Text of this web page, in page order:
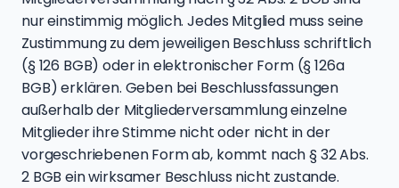
nur einstimmig möglich. Jedes Mitglied muss seine
Zustimmung zu dem jeweiligen Beschluss schriftlich
(§ 126 BGB) oder in elektronischer Form (§ 126a
BGB) erklären. Geben bei Beschlussfassungen
außerhalb der Mitgliederversammlung einzelne
Mitglieder ihre Stimme nicht oder nicht in der
vorgeschriebenen Form ab, kommt nach § 32 Abs.
2 BGB ein wirksamer Beschluss nicht zustande.